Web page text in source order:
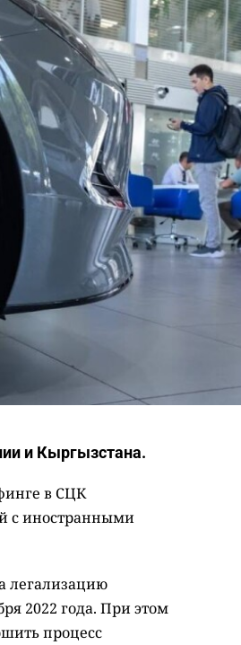
и Кыргызстана.
в СЦК
с иностранными
легализацию
2022 года. При этом
процесс